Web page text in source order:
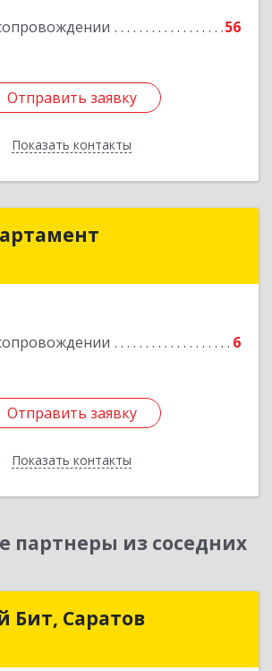
56
Отправить заявку
Показать контакты
Подробнее
Отправить заявку
Назад
6
Отправить заявку
Показать контакты
АйТи Департамент
Подробнее
Отправить заявку
Назад
из соседних
Бит, СаратовБит, Саратов